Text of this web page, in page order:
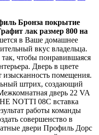
Бронза покрытие
лак размер 800 на
в Ваше домашнее
вкус владельца.
чтобы понравившаяся
Дверь в цвете
помещения.
штрих, создающий
дверь 22 VA
NOTTI 08C вставка
работы команды
совершенство в
двери Профиль Дорс